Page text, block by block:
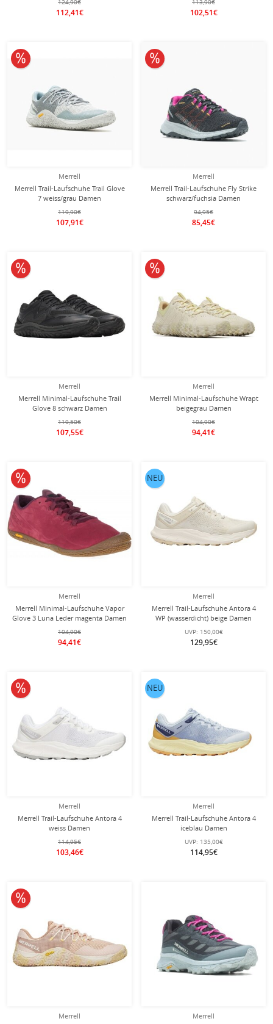
124,90€
112,41€
113,90€
102,51€
Merrell
Merrell Trail-Laufschuhe Trail Glove
7 weiss/grau Damen
119,90€
107,91€
10% reduziert
Merrell
Merrell Trail-Laufschuhe Fly Strike
schwarz/fuchsia Damen
94,95€
85,45€
10% reduziert
Merrell
Merrell Minimal-Laufschuhe Trail
Glove 8 schwarz Damen
119,50€
107,55€
10% reduziert
Merrell
Merrell Minimal-Laufschuhe Wrapt
beigegrau Damen
104,90€
94,41€
10% reduziert
Merrell
Merrell Minimal-Laufschuhe Vapor
Glove 3 Luna Leder magenta Damen
104,90€
94,41€
10% reduziert
Merrell
Merrell Trail-Laufschuhe Antora 4
WP (wasserdicht) beige Damen
UVP: 150,00€
129,95€
NEU
Merrell
Merrell Trail-Laufschuhe Antora 4
weiss Damen
114,95€
103,46€
10% reduziert
Merrell
Merrell Trail-Laufschuhe Antora 4
iceblau Damen
UVP: 135,00€
114,95€
NEU
Merrell
10% reduziert
Merrell